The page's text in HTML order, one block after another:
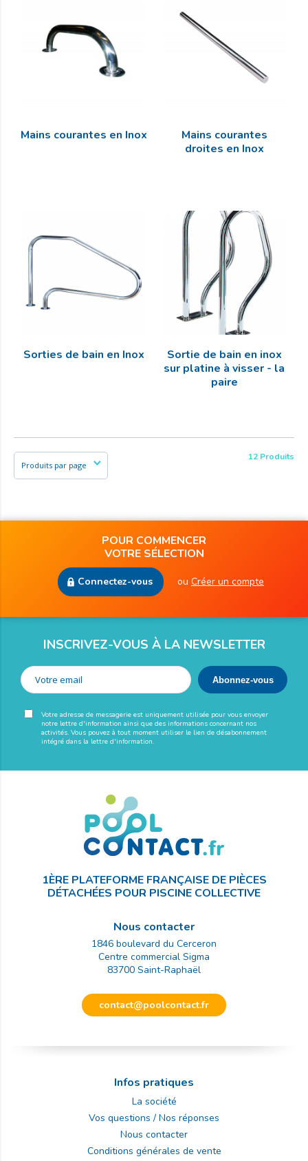
Mains courantes en Inox
Mains courantes
droites en Inox
Sorties de bain en Inox
Sortie de bain en inox
sur platine à visser - la
paire
12 Produits
POUR COMMENCER
VOTRE SÉLECTION
Connectez-vous ou Créer un compte
INSCRIVEZ-VOUS À LA NEWSLETTER
Votre adresse de messagerie est uniquement utilisée pour vous envoyer
notre lettre d'information ainsi que des informations concernant nos
activités. Vous pouvez à tout moment utiliser le lien de désabonnement
intégré dans la lettre d'information.
1ÈRE PLATEFORME FRANÇAISE DE PIÈCES
DÉTACHÉES POUR PISCINE COLLECTIVE
Nous contacter
1846 boulevard du Cerceron
Centre commercial Sigma
83700 Saint-Raphaël
contact@poolcontact.fr
Infos pratiques
La société
Vos questions / Nos réponses
Nous contacter
Conditions générales de vente